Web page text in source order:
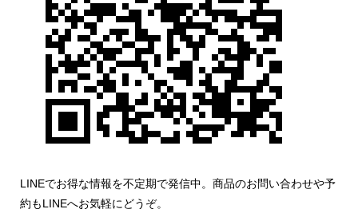
LINEでお得な情報を不定期で発信中。商品のお問い合わせや予